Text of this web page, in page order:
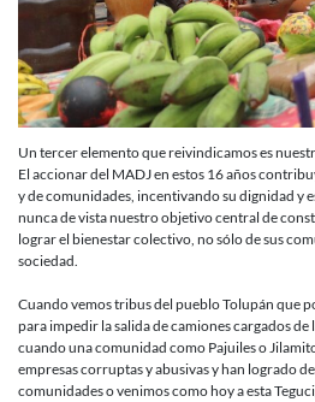
Un tercer elemento que reivindicamos es
El accionar del MADJ en estos 16 años
y de comunidades, incentivando su dignidad y
nunca de vista nuestro objetivo central de
lograr el bienestar colectivo, no sólo de sus
sociedad.
Cuando vemos tribus del pueblo Tolupán que
para impedir la salida de camiones cargados de
cuando una comunidad como Pajuiles o
empresas corruptas y abusivas y han logrado
comunidades o venimos como hoy a esta